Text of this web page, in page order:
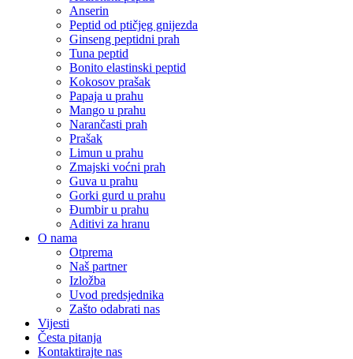
Anserin
Peptid od ptičjeg gnijezda
Ginseng peptidni prah
Tuna peptid
Bonito elastinski peptid
Kokosov prašak
Papaja u prahu
Mango u prahu
Narančasti prah
Prašak
Limun u prahu
Zmajski voćni prah
Guva u prahu
Gorki gurd u prahu
Đumbir u prahu
Aditivi za hranu
O nama
Otprema
Naš partner
Izložba
Uvod predsjednika
Zašto odabrati nas
Vijesti
Česta pitanja
Kontaktirajte nas